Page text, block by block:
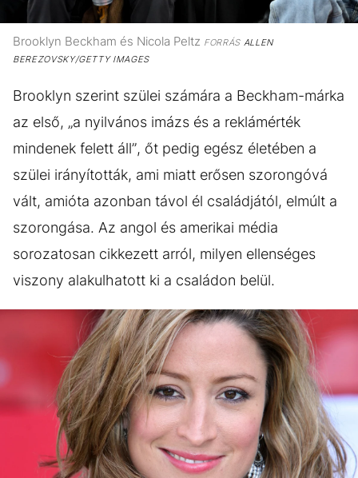
Brooklyn Beckham és Nicola Peltz FORRÁSALLEN
BEREZOVSKY/GETTY IMAGES
Brooklyn szerint szülei számára a Beckham-márka
az első, „a nyilvános imázs és a reklámérték
mindenek felett áll”, őt pedig egész életében a
szülei irányították, ami miatt erősen szorongóvá
vált, amióta azonban távol él családjától, elmúlt a
szorongása. Az angol és amerikai média
sorozatosan cikkezett arról, milyen ellenséges
viszony alakulhatott ki a családon belül.